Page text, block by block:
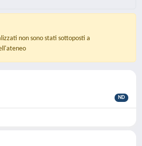
non sono stati sottoposti a
ND